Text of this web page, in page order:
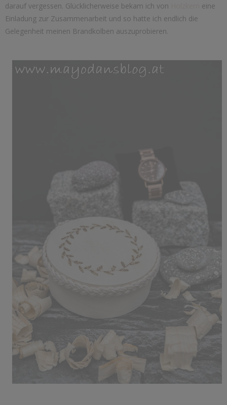
darauf vergessen. Glücklicherweise bekam ich von
eine
Einladung zur Zusammenarbeit und so hatte ich endlich die
Gelegenheit meinen Brandkolben auszuprobieren.